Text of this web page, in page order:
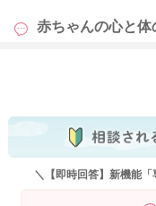
それだけお子さんたち
と言えることができて
普段から安心感を与え
少しそのように視点を
赤ちゃんの心と体
＼【即時回答】新機能